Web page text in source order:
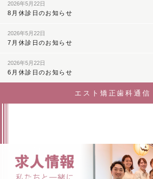
2026年5月22日
8月休診日のお知らせ
2026年5月22日
7月休診日のお知らせ
2026年5月22日
6月休診日のお知らせ
エスト矯正歯科通信